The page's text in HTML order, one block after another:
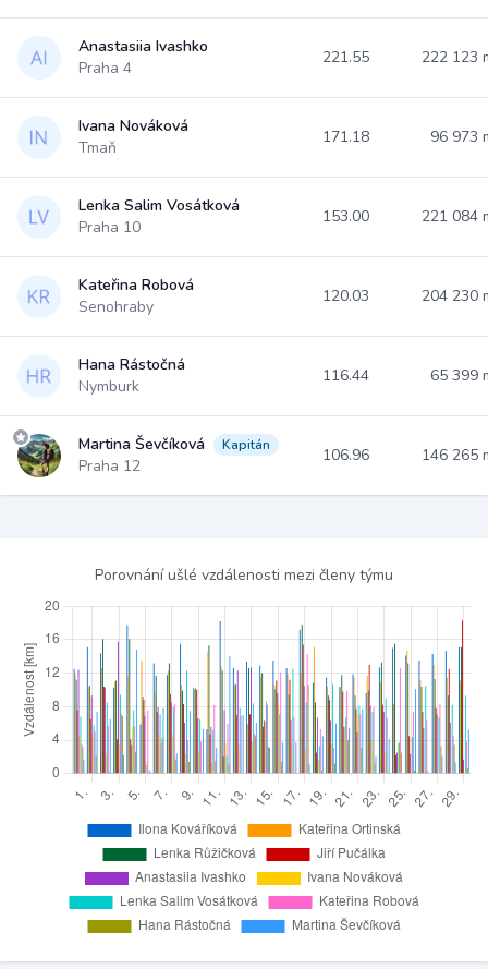
Anastasiia Ivashko
Praha 4
221.55 222 123
Ivana Nováková
Tmaň
171.18 96 973
Lenka Salim Vosátková
Praha 10
153.00 221 084
Kateřina Robová
Senohraby
120.03 204 230
Hana Rástočná
Nymburk
116.44 65 399
Martina Ševčíková Kapitán
Praha 12
106.96 146 265
Porovnání ušlé vzdálenosti mezi členy týmu